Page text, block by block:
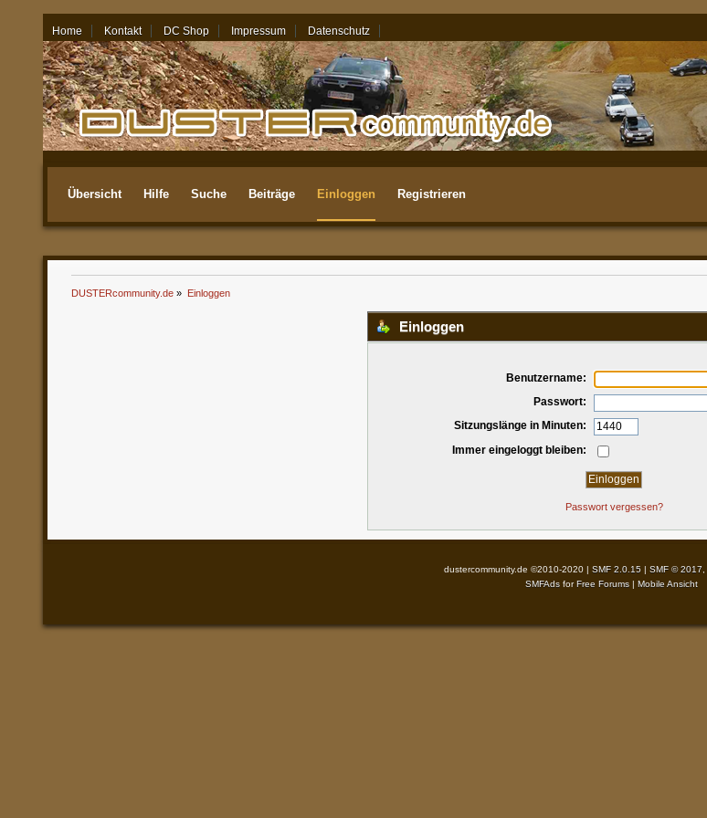
Home Kontakt DC Shop Impressum Datenschutz
06.08.26 - 22:13
Übersicht Hilfe Suche Beiträge Einloggen Registrieren
DUSTERcommunity.de » Einloggen
Einloggen
Benutzername:
Passwort:
Sitzungslänge in Minuten:
Immer eingeloggt bleiben:
Passwort vergessen?
dustercommunity.de ©2010-2020 | SMF 2.0.15 | SMF © 2017
SMFAds forFree Forums | Mobile Ansicht